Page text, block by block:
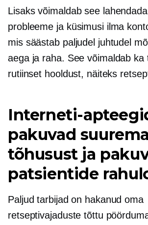
Lisaks võimaldab see
probleeme ja küsimusi ilma
mis säästab paljudel juhtudel
aega ja raha. See võimaldab ka
rutiinset hooldust, näiteks
Interneti-
pakuvad
tõhusust ja
patsientide
Paljud tarbijad on hakanud oma
retseptivajaduste tõttu